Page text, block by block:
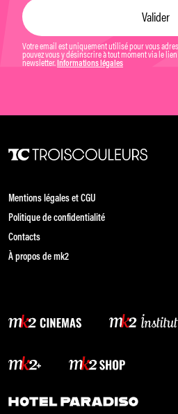
Votre email est uniquement utilisé pour vous
pouvez vous y désinscrire à tout moment via le
newsletter. Informations légales
Mentions légales et CGU
Politique de confidentialité
Contacts
À propos de mk2